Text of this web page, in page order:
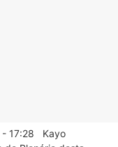
- 17:28 Kayo